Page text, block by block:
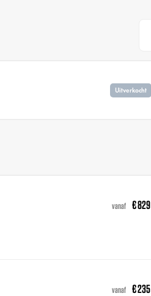
Uitverkocht
vanaf € 829
vanaf € 235